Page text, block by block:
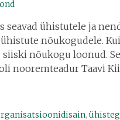
seavad ühistutele ja
nõukogudele.
nõukogu loonud.
nooremteadur Taavi
,